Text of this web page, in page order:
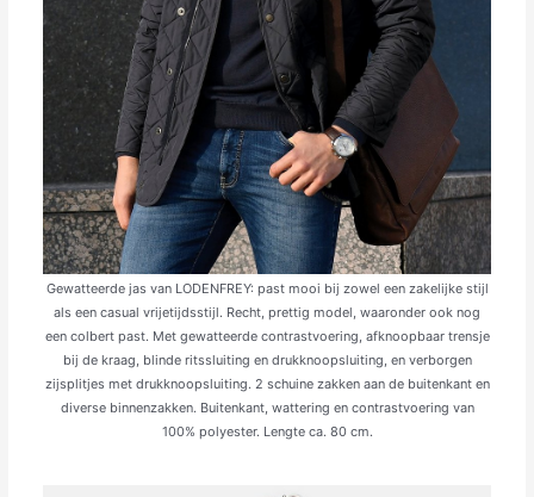
Gewatteerde jas van LODENFREY: past mooi bij zowel een zakelijke stijl
als een casual vrijetijdsstijl. Recht, prettig model, waaronder ook nog
een colbert past. Met gewatteerde contrastvoering, afknoopbaar trensje
bij de kraag, blinde ritssluiting en drukknoopsluiting, en verborgen
zijsplitjes met drukknoopsluiting. 2 schuine zakken aan de buitenkant en
diverse binnenzakken. Buitenkant, wattering en contrastvoering van
100% polyester. Lengte ca. 80 cm.